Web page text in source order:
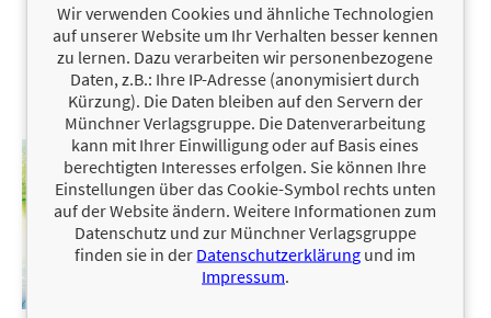
Wir verwenden Cookies und ähnliche Technologien
auf unserer Website um Ihr Verhalten besser kennen
zu lernen. Dazu verarbeiten wir personenbezogene
Daten, z.B.: Ihre IP-Adresse (anonymisiert durch
Kürzung). Die Daten bleiben auf den Servern der
Münchner Verlagsgruppe. Die Datenverarbeitung
kann mit Ihrer Einwilligung oder auf Basis eines
berechtigten Interesses erfolgen. Sie können Ihre
Einstellungen über das Cookie-Symbol rechts unten
auf der Website ändern. Weitere Informationen zum
Datenschutz und zur Münchner Verlagsgruppe
finden sie in der Datenschutzerklärung und im
Impressum.